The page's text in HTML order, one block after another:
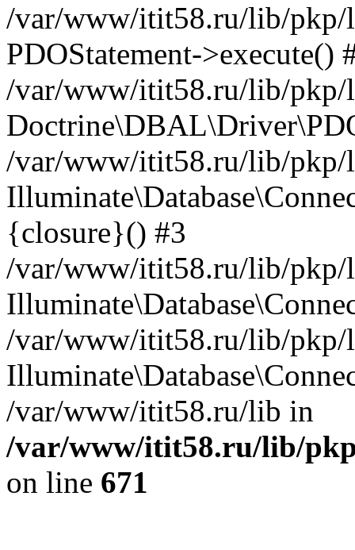
/var/www/itit58.ru/lib/pkp/
PDOStatement->execute()
/var/www/itit58.ru/lib/pkp/
/var/www/itit58.ru/lib/pkp/
{closure}() #3
/var/www/itit58.ru/lib/pkp/
/var/www/itit58.ru/lib/pkp/
/var/www/itit58.ru/lib in
/var/www/itit58.ru/lib/
on line 671